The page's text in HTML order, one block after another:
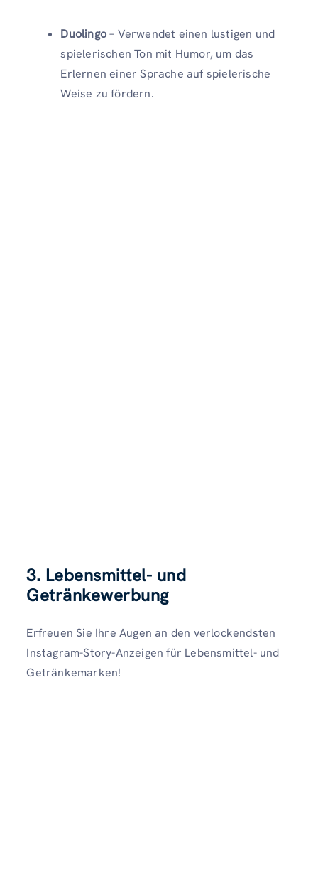
Duolingo– Verwendet einen lustigen und
spielerischen Ton mit Humor, um das
Erlernen einer Sprache auf spielerische
Weise zu fördern.
3. Lebensmittel- und
Getränkewerbung
Erfreuen Sie Ihre Augen an den verlockendsten
Instagram-Story-Anzeigen für Lebensmittel- und
Getränkemarken!